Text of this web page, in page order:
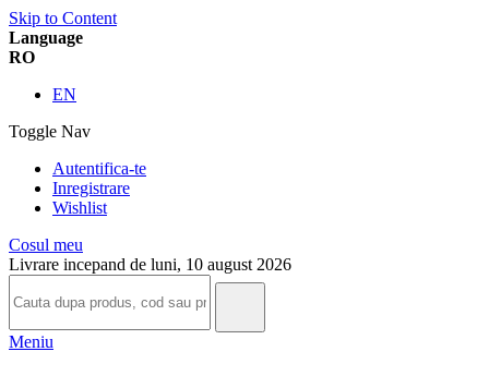
Skip to Content
Language
RO
EN
Toggle Nav
Autentifica-te
Inregistrare
Wishlist
Cosul meu
Livrare incepand de luni, 10 august 2026
Meniu